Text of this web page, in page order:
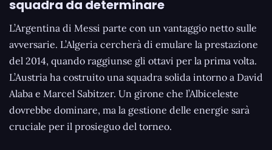
squadra da determinare
L’Argentina di Messi parte con un vantaggio netto sulle
avversarie. L’Algeria cercherà di emulare la prestazione
del 2014, quando raggiunse gli ottavi per la prima volta.
L’Austria ha costruito una squadra solida intorno a David
Alaba e Marcel Sabitzer. Un girone che l’Albiceleste
dovrebbe dominare, ma la gestione delle energie sarà
cruciale per il prosieguo del torneo.